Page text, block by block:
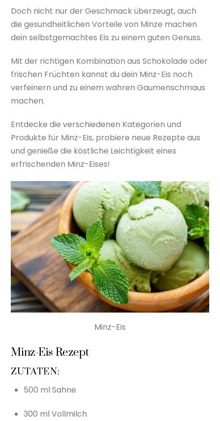
Doch nicht nur der Geschmack überzeugt, auch
die gesundheitlichen Vorteile von Minze machen
dein selbstgemachtes Eis zu einem guten Genuss.
Mit der richtigen Kombination aus Schokolade oder
frischen Früchten kannst du dein Minz-Eis noch
verfeinern und zu einem wahren Gaumenschmaus
machen.
Entdecke die verschiedenen Kategorien und
Produkte für Minz-Eis, probiere neue Rezepte aus
und genieße die köstliche Leichtigkeit eines
erfrischenden Minz-Eises!
Minz-Eis
Minz-Eis Rezept
ZUTATEN:
500 ml Sahne
300 ml Vollmilch